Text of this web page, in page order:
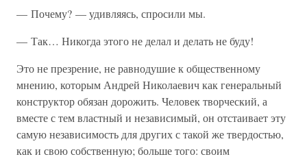
— Почему? — удивляясь, спросили мы.
— Так… Никогда этого не делал и делать не буду!
Это не презрение, не равнодушие к общественному
мнению, которым Андрей Николаевич как генеральный
конструктор обязан дорожить. Человек творческий, а
вместе с тем властный и независимый, он отстаивает эту
самую независимость для других с такой же твердостью,
как и свою собственную; больше того: своим